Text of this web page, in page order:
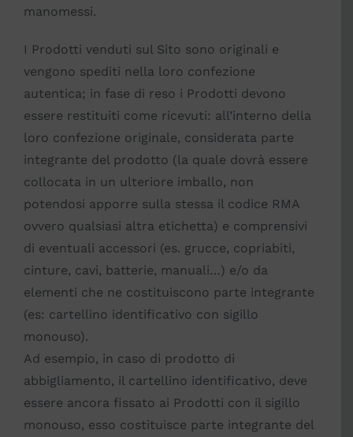
manomessi.
I Prodotti venduti sul Sito sono originali e
vengono spediti nella loro confezione
autentica; in fase di reso i Prodotti devono
essere restituiti come ricevuti: all’interno della
loro confezione originale, considerata parte
integrante del prodotto (la quale dovrà essere
collocata in un ulteriore imballo, non
potendosi apporre sulla stessa il codice RMA
ovvero qualsiasi altra etichetta) e comprensivi
di eventuali accessori (es. grucce, copriabiti,
cinture, cavi, batterie, manuali…) e/o da
elementi che ne costituiscono parte integrante
(es: cartellino identificativo con sigillo
monouso).
Ad esempio, in caso di prodotto di
abbigliamento, il cartellino identificativo, deve
essere ancora fissato ai Prodotti con il sigillo
monouso, esso costituisce parte integrante del